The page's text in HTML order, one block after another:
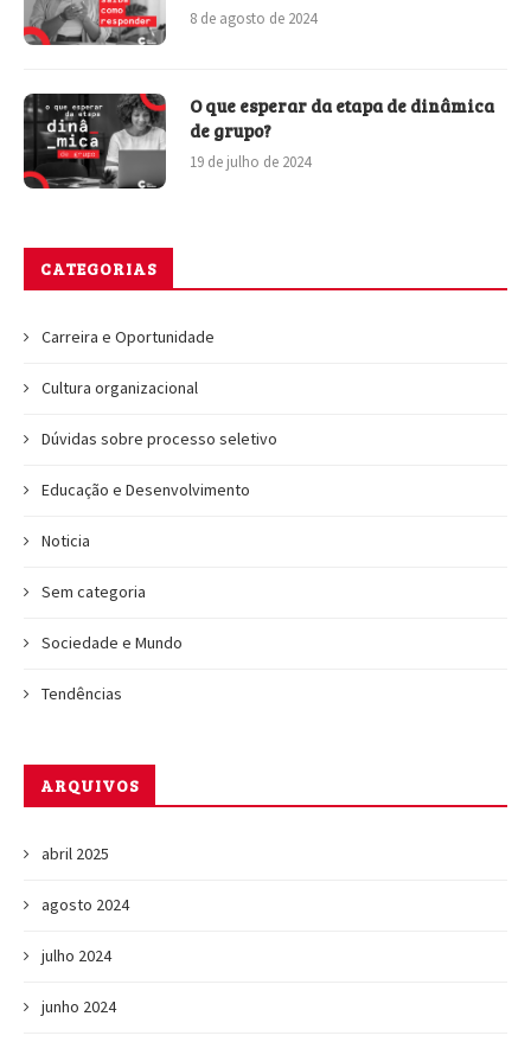
8 de agosto de 2024
O que esperar da etapa de dinâmica
de grupo?
19 de julho de 2024
CATEGORIAS
Carreira e Oportunidade
Cultura organizacional
Dúvidas sobre processo seletivo
Educação e Desenvolvimento
Noticia
Sem categoria
Sociedade e Mundo
Tendências
ARQUIVOS
abril 2025
agosto 2024
julho 2024
junho 2024